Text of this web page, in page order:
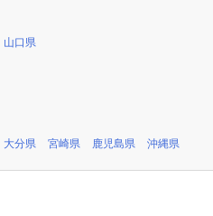
山口県
大分県 宮崎県 鹿児島県 沖縄県